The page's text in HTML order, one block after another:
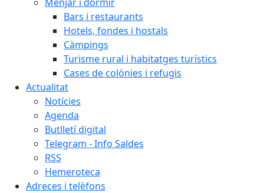
Bars i restaurants
Hotels, fondes i hostals
Càmpings
Turisme rural i habitatges turístics
Cases de colònies i refugis
Actualitat
Notícies
Agenda
Butlletí digital
Telegram - Info Saldes
RSS
Hemeroteca
Adreces i telèfons